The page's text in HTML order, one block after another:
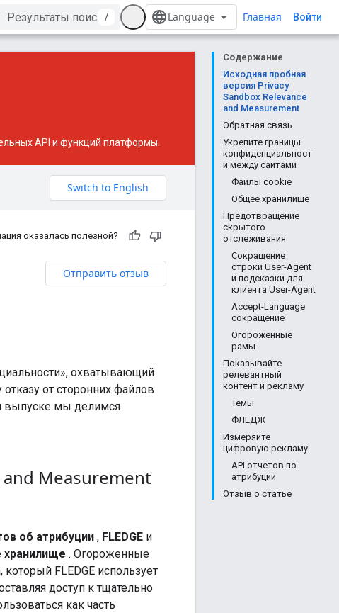
/ Главная Войти
Содержание
Исходная пробная
версия Privacy
Sandbox Relevance
and Measurement
Обратная связь
Укрепите границы
конфиденциальност
и между сайтами
Файлы cookie
Общее хранилище
Предотвращение
скрытого
отслеживания
Сокращение
строки User-Agent
и подсказки для
клиента User-Agent
Accept-Language
сокращение
Огороженные
рамы
Показывайте
релевантный
контент и рекламу
Темы
ФЛЕДЖ
Измеряйте
цифровую рекламу
API отчетов по
атрибуции
Отзыв о статье
API и функций платформы.
оказалась полезной?
Отправить отзыв
охватывающий
от сторонних файлов
выпуске мы делимся
and Measurement
об атрибуции , FLEDGE и
. Огороженные
FLEDGE использует
доступ к тщательно
как часть